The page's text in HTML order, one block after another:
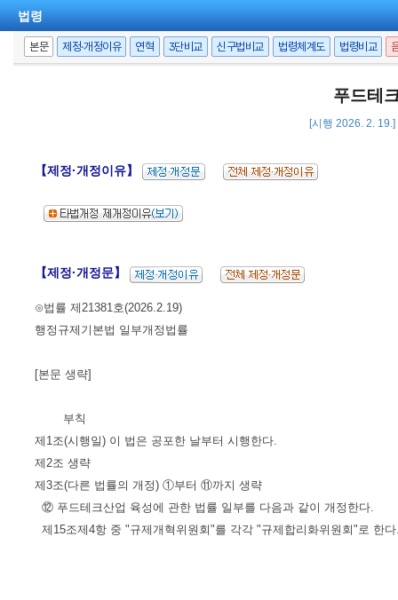
법령
본문 제정·개정이유 연혁 3단비교 신구법비교 법령체계도 법령비교
푸드테
[시행 2026. 2.
【제정·개정이유】
【제정·개정문】
⊙법률 제21381호(2026.2.19)
행정규제기본법 일부개정법률
[본문 생략]
부칙
제1조(시행일) 이 법은 공포한 날부터 시행한다.
제2조 생략
제3조(다른 법률의 개정) ①부터 ⑪까지 생략
⑫ 푸드테크산업 육성에 관한 법률 일부를 다음과 같이 개정한다.
제15조제4항 중 "규제개혁위원회"를 각각 "규제합리화위원회"로 한